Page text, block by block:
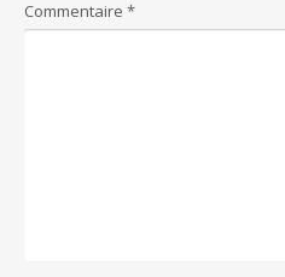
Commentaire *